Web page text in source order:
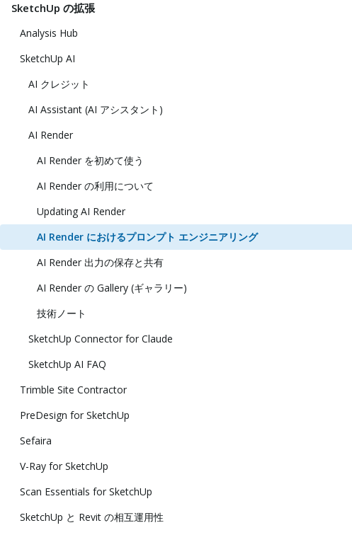
SketchUp の拡張
Analysis Hub
SketchUp AI
AI クレジット
AI Assistant (AI アシスタント)
AI Render
AI Render を初めて使う
AI Render の利用について
Updating AI Render
AI Render におけるプロンプト エンジニアリング
AI Render 出力の保存と共有
AI Render の Gallery (ギャラリー)
技術ノート
SketchUp Connector for Claude
SketchUp AI FAQ
Trimble Site Contractor
PreDesign for SketchUp
Sefaira
V-Ray for SketchUp
Scan Essentials for SketchUp
SketchUp と Revit の相互運用性